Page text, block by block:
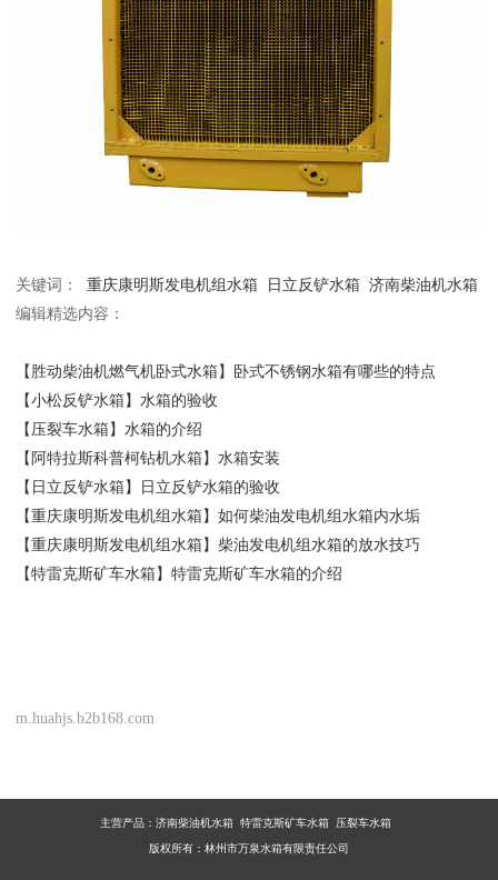
关键词：重庆康明斯发电机组水箱 日立反铲水箱 济南柴油机水箱
编辑精选内容：
【胜动柴油机燃气机卧式水箱】卧式不锈钢水箱有哪些的特点
【小松反铲水箱】水箱的验收
【压裂车水箱】水箱的介绍
【阿特拉斯科普柯钻机水箱】水箱安装
【日立反铲水箱】日立反铲水箱的验收
【重庆康明斯发电机组水箱】如何柴油发电机组水箱内水垢
【重庆康明斯发电机组水箱】柴油发电机组水箱的放水技巧
【特雷克斯矿车水箱】特雷克斯矿车水箱的介绍
m.huahjs.b2b168.com
主营产品： 济南柴油机水箱 特雷克斯矿车水箱 压裂车水箱
版权所有：林州市万泉水箱有限责任公司